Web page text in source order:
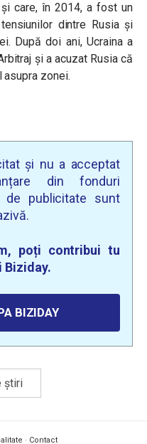
care, în 2014, a fost un
dintre Rusia și
După doi ani, Ucraina a
și a acuzat Rusia că
zonei.
și nu a acceptat
din fonduri
de publicitate sunt
poți contribui tu
Biziday.
BIZIDAY
știri
· Contact